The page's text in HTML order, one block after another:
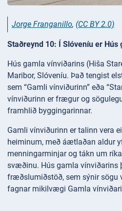
Jorge Franganillo, (CC BY 2.0)
Staðreynd 10: Í Slóveníu er Hús
Hús gamla vínviðarins (Hiša
Maribor, Slóveníu. Það tengist
sem “Gamli vínviðurinn” eða
vínviðurinn er frægur og
framhlið byggingarinnar.
Gamli vínviðurinn er talinn vera
heiminum, með áætlaðan aldur
menningarminjar og tákn um
svæðinu. Hús gamla vínviðarins
fræðslumiðstöð, sem sýnir sögu
fagnar mikilvægi Gamla